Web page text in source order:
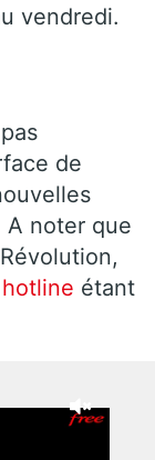
vendredi.
de
A noter que
hotline étant